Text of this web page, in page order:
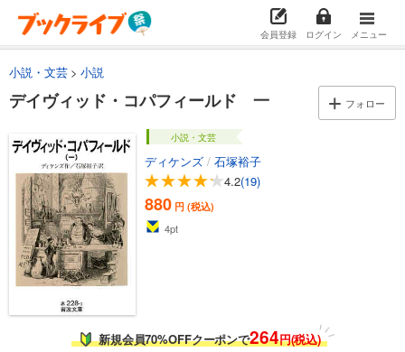
会員登録 ログイン メニュー
小説・文芸 小説
デイヴィッド・コパフィールド 一 フォロー
小説・文芸
ディケンズ / 石塚裕子
4.2(19)
880 円 (税込)
4pt
新規会員70%OFFクーポンで264円(税込)